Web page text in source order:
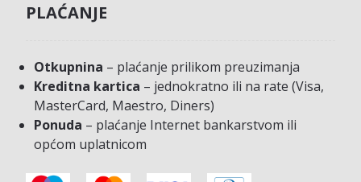
PLAĆANJE
Otkupnina – plaćanje prilikom preuzimanja
Kreditna kartica – jednokratno ili na rate (Visa,
MasterCard, Maestro, Diners)
Ponuda – plaćanje Internet bankarstvom ili
općom uplatnicom